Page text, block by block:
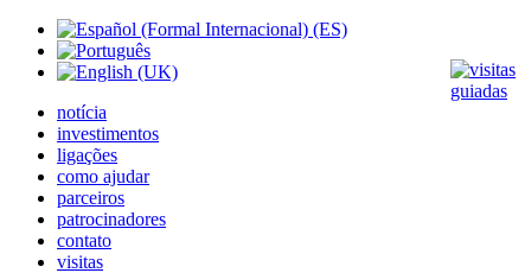
notícia
investimentos
ligações
como ajudar
parceiros
patrocinadores
contato
visitas